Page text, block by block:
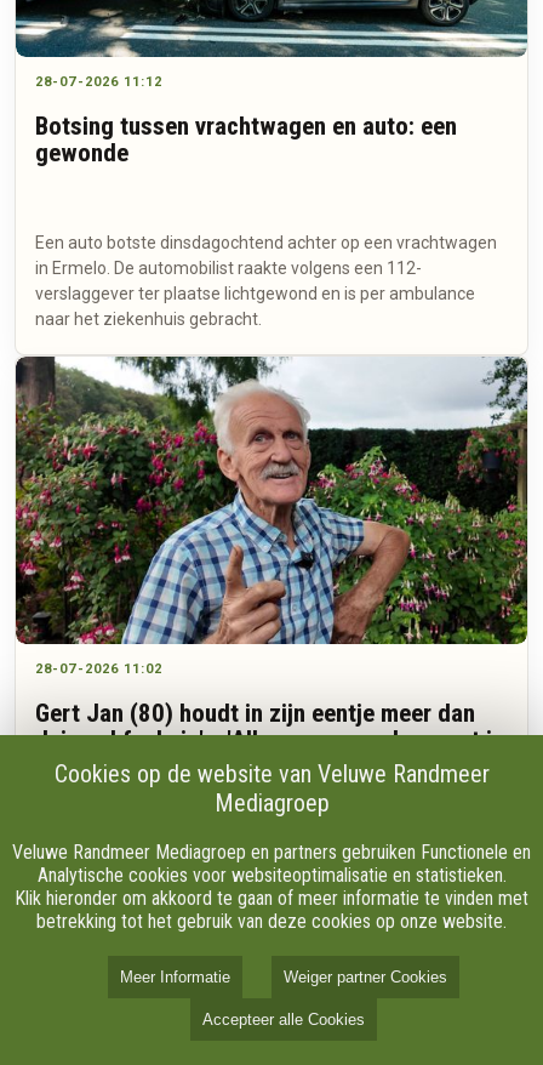
28-07-2026 11:12
Botsing tussen vrachtwagen en auto: een
gewonde
Een auto botste dinsdagochtend achter op een vrachtwagen
in Ermelo. De automobilist raakte volgens een 112-
verslaggever ter plaatse lichtgewond en is per ambulance
naar het ziekenhuis gebracht.
28-07-2026 11:02
Gert Jan (80) houdt in zijn eentje meer dan
duizend fuchsia's: 'Alles geven en doen wat je
nog kunt'
naar een kleurrijke fuchsia in zijn tuin aan de Varelseweg in
Hulshorst. De plant draagt de naam van een goede vriendin.
Wanneer hij vertelt over het moment waarop hij haar de
bloem aanbood, wordt hij even stil.
Cookies op de website van Veluwe Randmeer
Mediagroep
Veluwe Randmeer Mediagroep en partners gebruiken Functionele en
Analytische cookies voor websiteoptimalisatie en statistieken.
Klik hieronder om akkoord te gaan of meer informatie te vinden met
betrekking tot het gebruik van deze cookies op onze website.
Meer Informatie Weiger partner Cookies
Accepteer alle Cookies